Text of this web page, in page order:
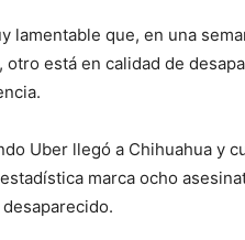
lamentable que, en una
otro está en calidad de
Uber llegó a Chihuahua y
marca ocho